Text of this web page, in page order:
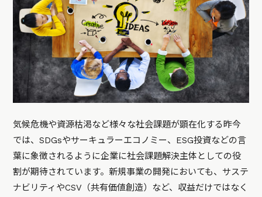
気候危機や資源枯渇など様々な社会課題が顕在化する昨今
では、SDGsやサーキュラーエコノミー、ESG投資などの言
葉に象徴されるように企業に社会課題解決主体としての役
割が期待されています。新規事業の開発においても、サステ
ナビリティやCSV（共有価値創造）など、収益だけではなく